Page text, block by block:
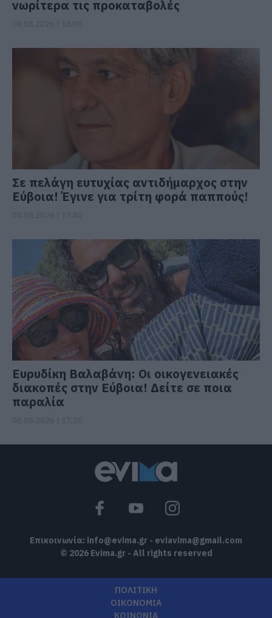
νωρίτερα τις προκαταβολές
Σε πελάγη ευτυχίας αντιδήμαρχος στην
Εύβοια! Έγινε για τρίτη φορά παππούς!
Ευρυδίκη Βαλαβάνη: Οι οικογενειακές
διακοπές στην Εύβοια! Δείτε σε ποια
παραλία
Επικοινωνία: info@evima.gr - eviavima@gmail.com
© 2026 Evima.gr - All rights reserved
ΠΟΛΙΤΙΚΗ
ΟΙΚΟΝΟΜΙΑ
ΚΟΙΝΩΝΙΑ